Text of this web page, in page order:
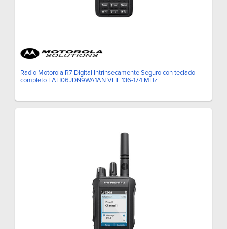
Radio Motorola R7 Digital Intrínsecamente Seguro con teclado
completo LAH06JDN9WA1AN VHF 136-174 MHz